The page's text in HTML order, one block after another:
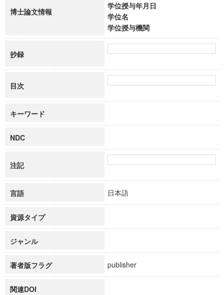
博士論文情報
学位授与年月日
学位名
学位授与機関
抄録
目次
キーワード
NDC
注記
言語 日本語
資源タイプ
ジャンル
著者版フラグ publisher
関連DOI